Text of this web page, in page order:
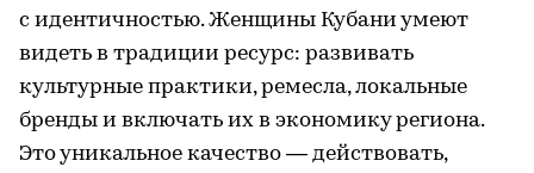
с идентичностью. Женщины Кубани умеют
видеть в традиции ресурс: развивать
культурные практики, ремесла, локальные
бренды и включать их в экономику региона.
Это уникальное качество — действовать,